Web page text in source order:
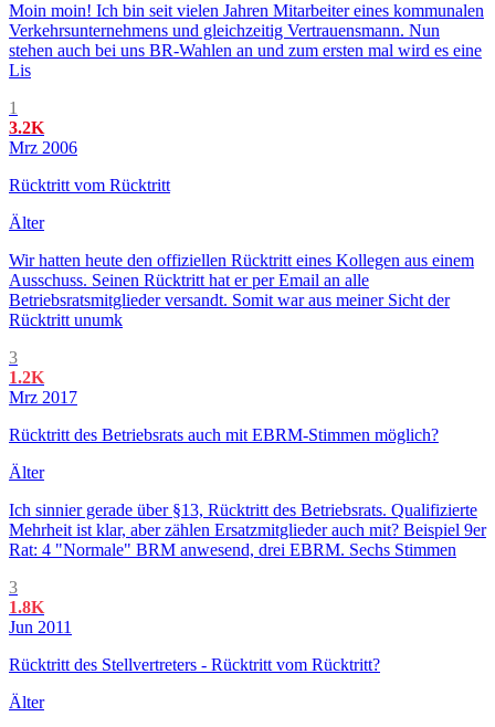
Moin moin! Ich bin seit vielen Jahren Mitarbeiter eines kommunalen
Verkehrsunternehmens und gleichzeitig Vertrauensmann. Nun
stehen auch bei uns BR-Wahlen an und zum ersten mal wird es eine
Lis
1
3.2K
Mrz 2006
Rücktritt vom Rücktritt
Älter
Wir hatten heute den offiziellen Rücktritt eines Kollegen aus einem
Ausschuss. Seinen Rücktritt hat er per Email an alle
Betriebsratsmitglieder versandt. Somit war aus meiner Sicht der
Rücktritt unumk
3
1.2K
Mrz 2017
Rücktritt des Betriebsrats auch mit EBRM-Stimmen möglich?
Älter
Ich sinnier gerade über §13, Rücktritt des Betriebsrats. Qualifizierte
Mehrheit ist klar, aber zählen Ersatzmitglieder auch mit? Beispiel 9er
Rat: 4 "Normale" BRM anwesend, drei EBRM. Sechs Stimmen
3
1.8K
Jun 2011
Rücktritt des Stellvertreters - Rücktritt vom Rücktritt?
Älter